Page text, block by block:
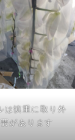
は慎重に取り外
があります